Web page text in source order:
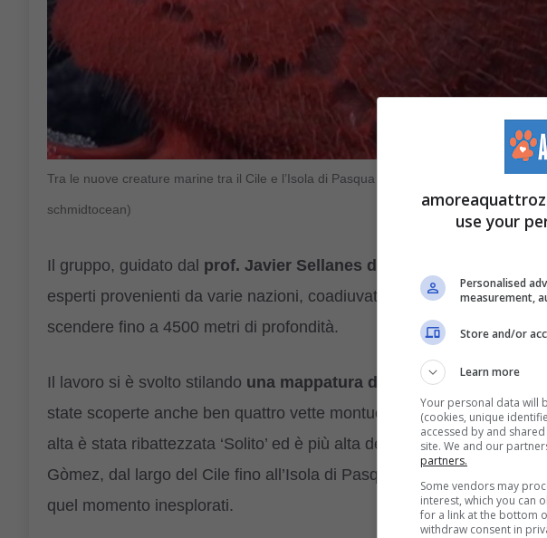
Tra le nuove creature marine tra il Cile e l’Isola di Pasqua anche nuovi pesci
schmidtocean)
Il gruppo, guidato dal prof. Javier Sellanes dell’Universidad
esperti provenienti da varie nazioni, coadiuvati da un valido
scendere fino a 4500 metri di profondità.
Il lavoro si è svolto stilando una mappatura di circa 53mila kmq
state scoperte anche ben quattro vette montuose sottomarine, prima
alta è stata ribattezzata ‘Solito’ ed è più alta dell’Etna. Si trovano
Gòmez, dal largo del Cile fino all’Isola di Pasqua e ospitano nuove
quel momento inesplorati.
use your
Personalised
measurement,
Store and/or
Learn more
Your personal data will
(cookies, unique
accessed by and
site. We and our
partners.
Some vendors may
interest, which you can
for a link at the bottom
withdraw consent in